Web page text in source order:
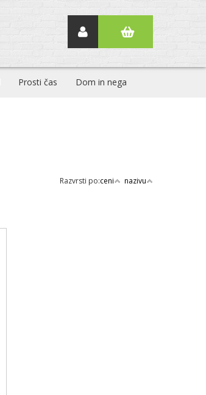
Prosti čas Dom in nega
Razvrsti po:ceni nazivu